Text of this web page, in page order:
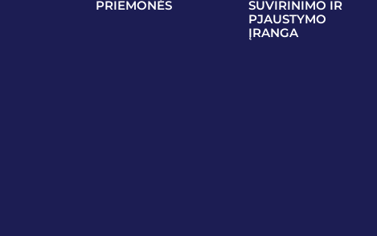
PRIEMONĖS
SUVIRINIMO IR
PJAUSTYMO
ĮRANGA